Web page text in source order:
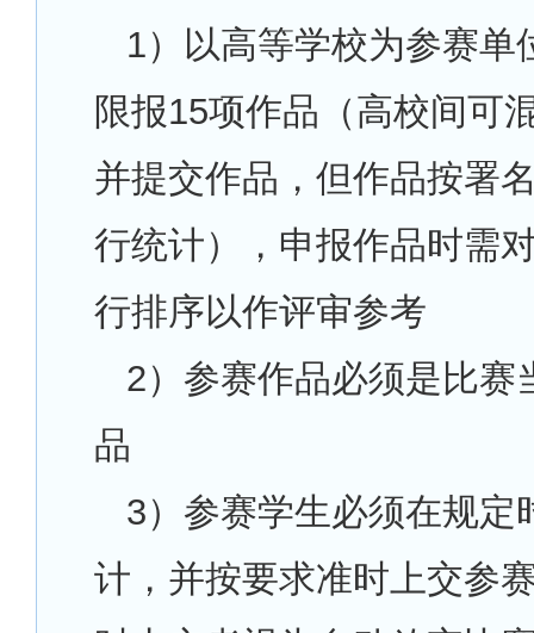
1）以高等学校为参赛单
限报15项作品（高校间可
并提交作品，但作品按署
行统计），申报作品时需
行排序以作评审参考
2）参赛作品必须是比赛
品
3）参赛学生必须在规定
计，并按要求准时上交参